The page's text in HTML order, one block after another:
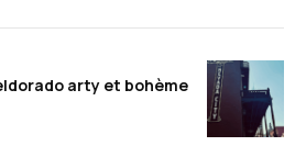
arty et bohème